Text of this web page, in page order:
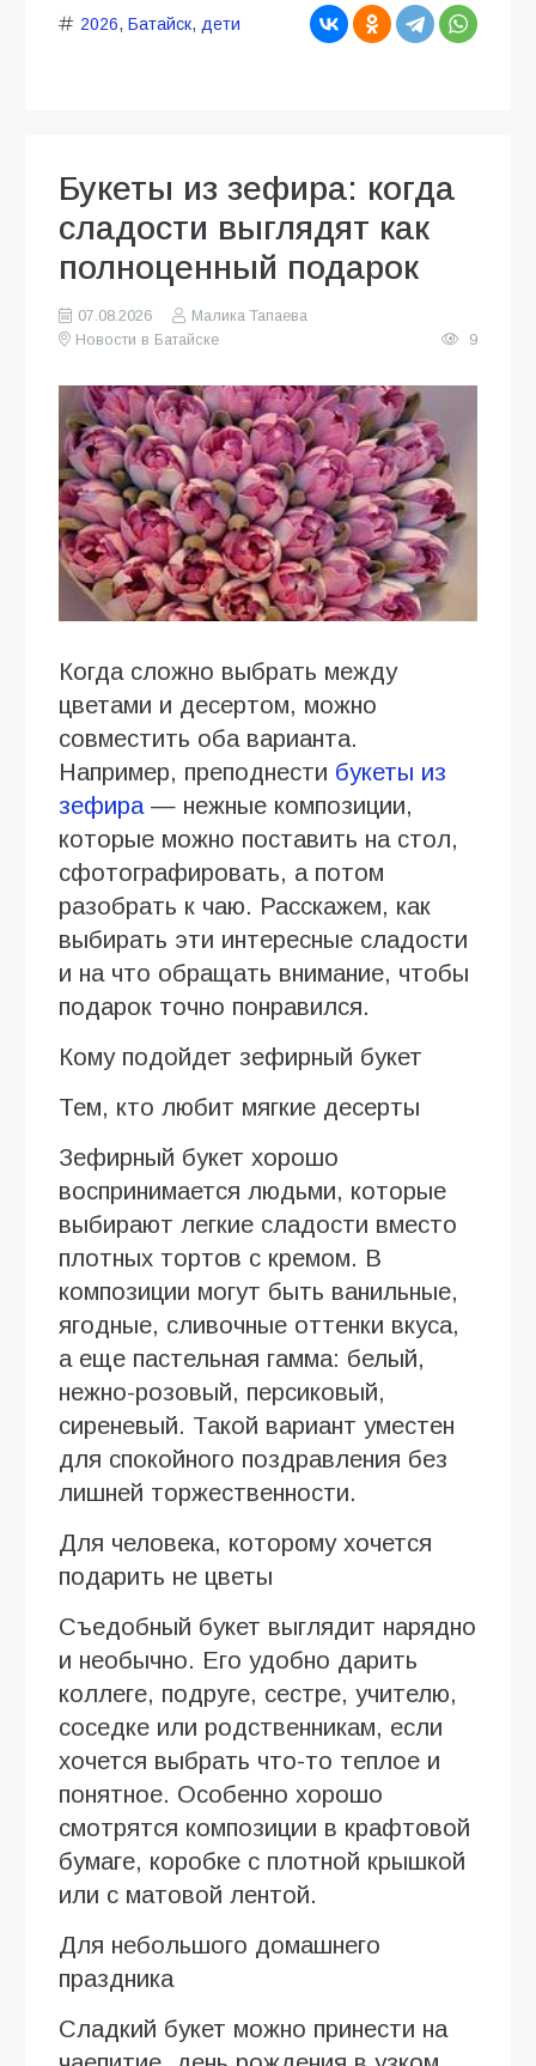
2026, Батайск, дети
Букеты из зефира: когда
сладости выглядят как
полноценный подарок
07.08.2026
Малика Тапаева
Новости в Батайске
9
Когда сложно выбрать между
цветами и десертом, можно
совместить оба варианта.
Например, преподнести букеты из
зефира— нежные композиции,
которые можно поставить на стол,
сфотографировать, а потом
разобрать к чаю. Расскажем, как
выбирать эти интересные сладости
и на что обращать внимание, чтобы
подарок точно понравился.
Кому подойдет зефирный букет
Тем, кто любит мягкие десерты
Зефирный букет хорошо
воспринимается людьми, которые
выбирают легкие сладости вместо
плотных тортов с кремом. В
композиции могут быть ванильные,
ягодные, сливочные оттенки вкуса,
а еще пастельная гамма: белый,
нежно-розовый, персиковый,
сиреневый. Такой вариант уместен
для спокойного поздравления без
лишней торжественности.
Для человека, которому хочется
подарить не цветы
Съедобный букет выглядит нарядно
и необычно. Его удобно дарить
коллеге, подруге, сестре, учителю,
соседке или родственникам, если
хочется выбрать что-то теплое и
понятное. Особенно хорошо
смотрятся композиции в крафтовой
бумаге, коробке с плотной крышкой
или с матовой лентой.
Для небольшого домашнего
праздника
Сладкий букет можно принести на